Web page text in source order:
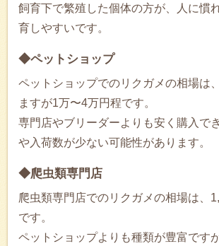
飼育下で繁殖した個体の方が、人に慣
育しやすいです。
◆ペットショップ
ペットショップでのリクガメの相場は
ますが1万〜4万円程です。
専門店やブリーダーよりも安く購入で
や入荷数が少ない可能性があります。
◆爬虫類専門店
爬虫類専門店でのリクガメの相場は、
です。
ペットショップよりも種類が豊富です